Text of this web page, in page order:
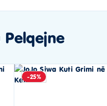
Pelqejne
-25%